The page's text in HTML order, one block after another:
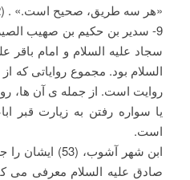
«هر سه طریق، صحیح است.» . (52)
9- سدیر بن حکیم بن صهیب
سجاد علیه السلام و امام باقر
السلام بود. مجموع روایاتی که
روایت است. از جمله ی آن ها،
یا سواره رفتن به زیارت قبر
است.
ابن شهر آشوب،
صادق علیه السلام معرفی می